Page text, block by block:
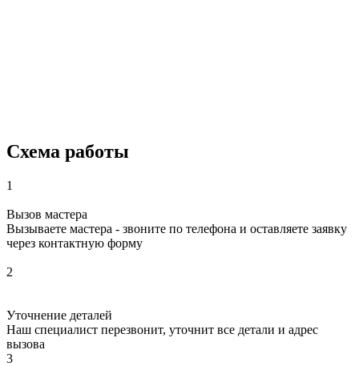
Схема работы
1
Вызов мастера
Вызываете мастера - звоните по телефона и оставляете заявку
через контактную форму
2
Уточнение деталей
Наш специалист перезвонит, уточнит все детали и адрес
вызова
3